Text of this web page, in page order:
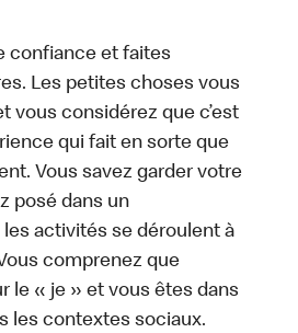
confiance et faites
Les petites choses vous
vous considérez que c’est
qui fait en sorte que
Vous savez garder votre
posé dans un
activités se déroulent à
comprenez que
le « je » et vous êtes dans
les contextes sociaux.